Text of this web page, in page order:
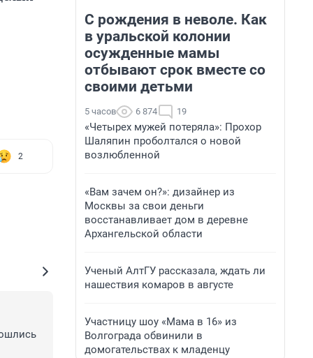
2
С рождения в неволе. Как
в уральской колонии
осужденные мамы
отбывают срок вместе со
своими детьми
5 часов 6 874 19
«Четырех мужей потеряла»: Прохор
Шаляпин проболтался о новой
возлюбленной
«Вам зачем он?»: дизайнер из
Москвы за свои деньги
восстанавливает дом в деревне
Архангельской области
Ученый АлтГУ рассказала, ждать ли
нашествия комаров в августе
Участницу шоу «Мама в 16» из
Волгограда обвинили в
домогательствах к младенцу